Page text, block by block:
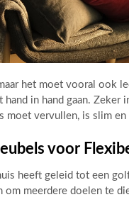
het moet vooral ook
in hand gaan.
moet vervullen, is slim en
voor
heeft geleid tot een
meerdere doelen te